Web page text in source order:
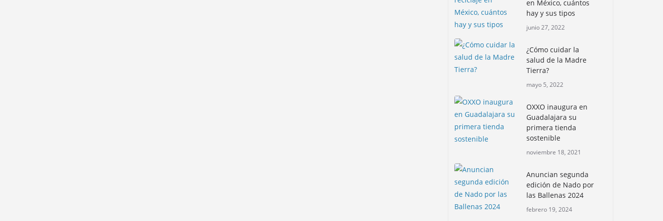
en México, cuántos
hay y sus tipos
junio 27, 2022
¿Cómo cuidar la
salud de la Madre
Tierra?
mayo 5, 2022
OXXO inaugura en
Guadalajara su
primera tienda
sostenible
noviembre 18, 2021
Anuncian segunda
edición de Nado por
las Ballenas 2024
febrero 19, 2024